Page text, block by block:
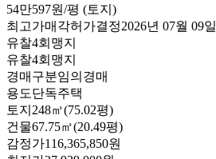
54만597원/평 (토지)
최고가매각허가결정2026년 07월 09일
유찰4회 맹지
유찰4회 맹지
경매구분임의경매
용도단독주택
토지 248㎡(75.02평)
건물67.75㎡(20.49평)
감정가116,365,850원